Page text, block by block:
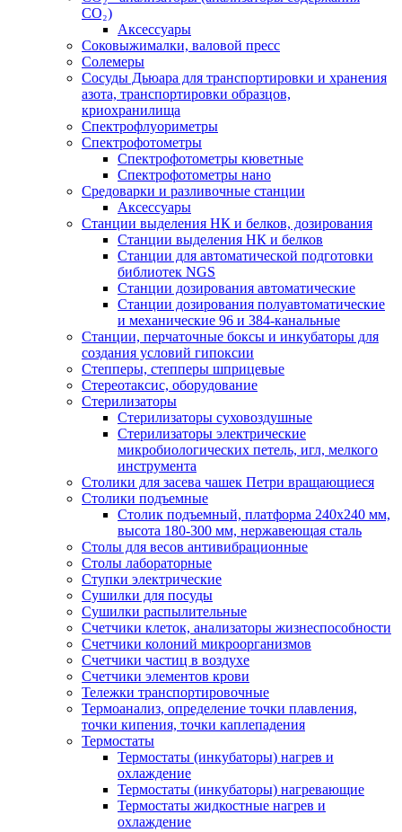
СО₂)
Аксессуары
Соковыжималки, валовой пресс
Солемеры
Сосуды Дьюара для транспортировки и хранения
азота, транспортировки образцов,
криохранилища
Спектрофлуориметры
Спектрофотометры
Спектрофотометры кюветные
Спектрофотометры нано
Средоварки и разливочные станции
Аксессуары
Станции выделения НК и белков, дозирования
Станции выделения НК и белков
Станции для автоматической подготовки
библиотек NGS
Станции дозирования автоматические
Станции дозирования полуавтоматические
и механические 96 и 384-канальные
Станции, перчаточные боксы и инкубаторы для
создания условий гипоксии
Степперы, степперы шприцевые
Стереотаксис, оборудование
Стерилизаторы
Стерилизаторы суховоздушные
Стерилизаторы электрические
микробиологических петель, игл, мелкого
инструмента
Столики для засева чашек Петри вращающиеся
Столики подъемные
Столик подъемный, платформа 240х240 мм,
высота 180-300 мм, нержавеющая сталь
Столы для весов антивибрационные
Столы лабораторные
Ступки электрические
Сушилки для посуды
Сушилки распылительные
Счетчики клеток, анализаторы жизнеспособности
Счетчики колоний микроорганизмов
Счетчики частиц в воздухе
Счетчики элементов крови
Тележки транспортировочные
Термоанализ, определение точки плавления,
точки кипения, точки каплепадения
Термостаты
Термостаты (инкубаторы) нагрев и
охлаждение
Термостаты (инкубаторы) нагревающие
Термостаты жидкостные нагрев и
охлаждение